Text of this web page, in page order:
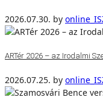
2026.07.30. by
ARTér 2026 – az Irodalmi
2026.07.25. by